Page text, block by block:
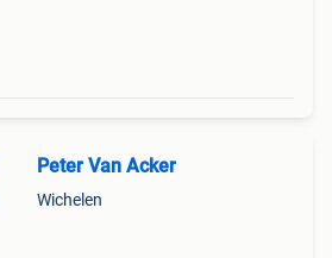
Peter Van Acker
Wichelen